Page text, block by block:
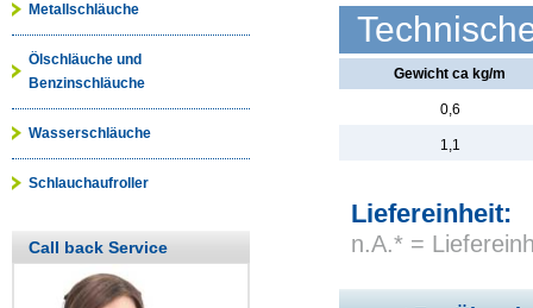
Gewicht ca kg/m
0,6
1,1
Liefereinheit:
n.A.* =
Metallschläuche
Ölschläuche und
Benzinschläuche
Wasserschläuche
Schlauchaufroller
Call back Service